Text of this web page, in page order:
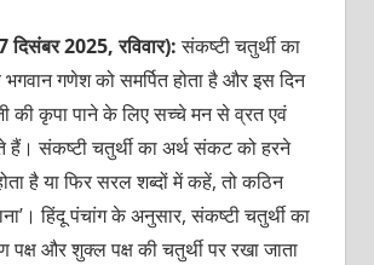
दिसंबर 2025, रविवार):संकष्टी चतुर्थी का
गणेश को समर्पित होता है और इस दिन
की कृपा पाने के लिए सच्चे मन से व्रत एवं
हैं। संकष्टी चतुर्थी का अर्थ संकट को हरने
है या फिर सरल शब्दों में कहें, तो कठिन
हिंदू पंचांग के अनुसार, संकष्टी चतुर्थी का
पक्ष और शुक्ल पक्ष की चतुर्थी पर रखा जाता